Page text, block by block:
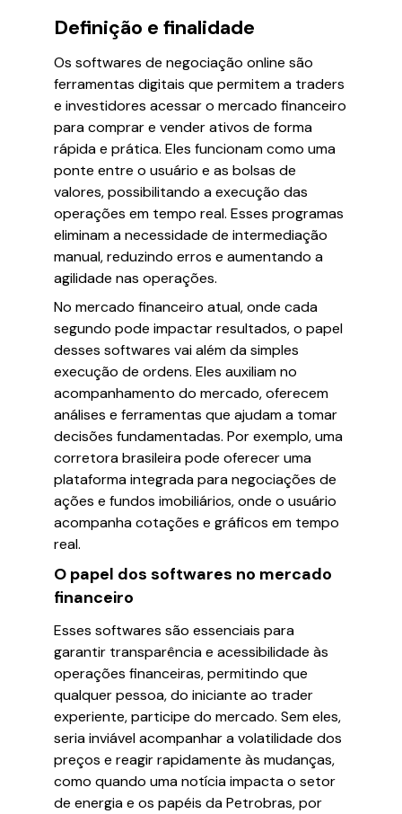
Definição e finalidade
Os softwares de negociação online são
ferramentas digitais que permitem a traders
e investidores acessar o mercado financeiro
para comprar e vender ativos de forma
rápida e prática. Eles funcionam como uma
ponte entre o usuário e as bolsas de
valores, possibilitando a execução das
operações em tempo real. Esses programas
eliminam a necessidade de intermediação
manual, reduzindo erros e aumentando a
agilidade nas operações.
No mercado financeiro atual, onde cada
segundo pode impactar resultados, o papel
desses softwares vai além da simples
execução de ordens. Eles auxiliam no
acompanhamento do mercado, oferecem
análises e ferramentas que ajudam a tomar
decisões fundamentadas. Por exemplo, uma
corretora brasileira pode oferecer uma
plataforma integrada para negociações de
ações e fundos imobiliários, onde o usuário
acompanha cotações e gráficos em tempo
real.
O papel dos softwares no mercado
financeiro
Esses softwares são essenciais para
garantir transparência e acessibilidade às
operações financeiras, permitindo que
qualquer pessoa, do iniciante ao trader
experiente, participe do mercado. Sem eles,
seria inviável acompanhar a volatilidade dos
preços e reagir rapidamente às mudanças,
como quando uma notícia impacta o setor
de energia e os papéis da Petrobras, por